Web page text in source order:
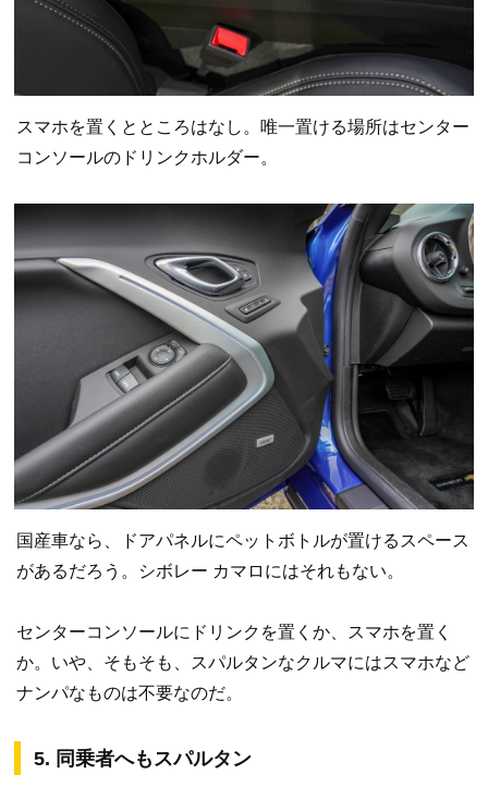
スマホを置くとところはなし。唯一置ける場所はセンター
コンソールのドリンクホルダー。
国産車なら、ドアパネルにペットボトルが置けるスペース
があるだろう。シボレー カマロにはそれもない。
センターコンソールにドリンクを置くか、スマホを置く
か。いや、そもそも、スパルタンなクルマにはスマホなど
ナンパなものは不要なのだ。
5. 同乗者へもスパルタン